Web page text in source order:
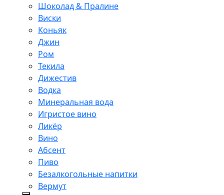
Шоколад & Пралине
Виски
Коньяк
Джин
Ром
Текила
Дижестив
Водка
Минеральная вода
Игристое вино
Ликёр
Вино
Абсент
Пиво
Безалкогольные напитки
Вермут